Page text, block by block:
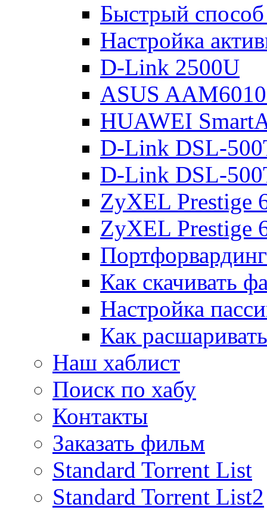
Быстрый
Настройка
D-Link 2500U
ASUS
HUAWEI
D-Link DSL-
D-Link DSL-
ZyXEL Prestige
ZyXEL Prestige
Портфорвардинг
Как скачивать
Настройка
Как
Наш хаблист
Поиск по хабу
Контакты
Заказать фильм
Standard Torrent List
Standard Torrent List2